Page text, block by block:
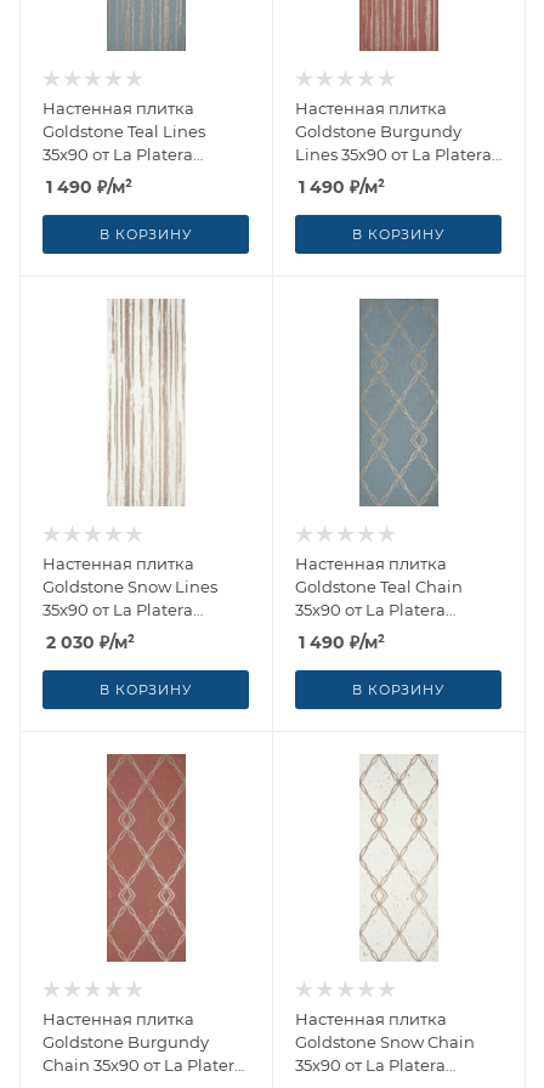
Настенная плитка
Goldstone Teal Lines
35x90 от La Platera
(Испания)
1 490 ₽/м²
В КОРЗИНУ
Настенная плитка
Goldstone Burgundy
Lines 35x90 от La Platera
(Испания)
1 490 ₽/м²
В КОРЗИНУ
Настенная плитка
Goldstone Snow Lines
35x90 от La Platera
(Испания)
2 030 ₽/м²
В КОРЗИНУ
Настенная плитка
Goldstone Teal Chain
35x90 от La Platera
(Испания)
1 490 ₽/м²
В КОРЗИНУ
Настенная плитка
Goldstone Burgundy
Chain 35x90 от La Platera
Настенная плитка
Goldstone Snow Chain
35x90 от La Platera